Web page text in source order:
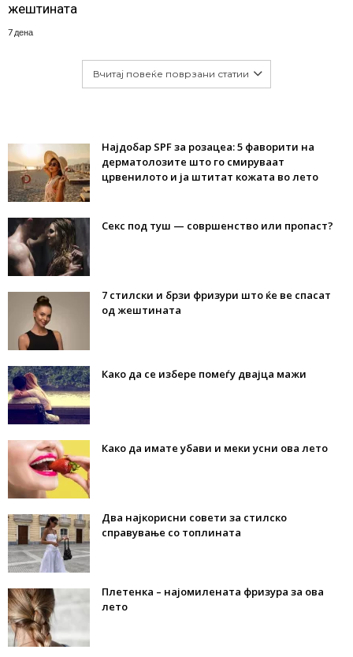
жештината
7 дена
Вчитај повеќе поврзани статии
Најдобар SPF за розацеа: 5 фаворити на
дерматолозите што го смируваат
црвенилото и ја штитат кожата во лето
Секс под туш — совршенство или пропаст?
7 стилски и брзи фризури што ќе ве спасат
од жештината
Како да се избере помеѓу двајца мажи
Како да имате убави и меки усни ова лето
Два најкорисни совети за стилско
справување со топлината
Плетенка – најомилената фризура за ова
лето